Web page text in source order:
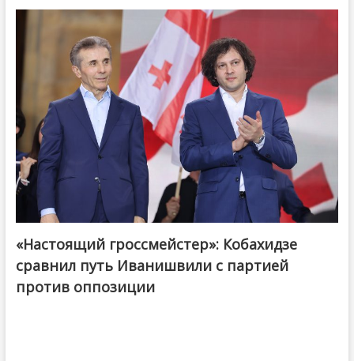
@ქართული ოცნება / Georgian Dream
«Настоящий гроссмейстер»: Кобахидзе
сравнил путь Иванишвили с партией
против оппозиции